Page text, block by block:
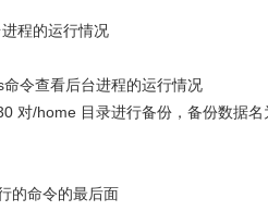
程的运行情况
令查看后台进程的运行情况
对/home 目录进行备份，备份数据
的命令的最后面